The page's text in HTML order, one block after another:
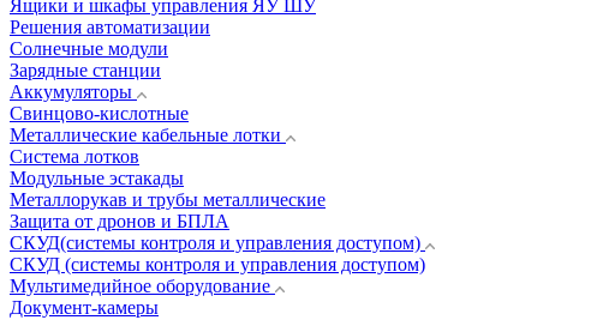
Ящики и шкафы управления ЯУ ШУ
Решения автоматизации
Солнечные модули
Зарядные станции
Аккумуляторы
Свинцово-кислотные
Металлические кабельные лотки
Система лотков
Модульные эстакады
Металлорукав и трубы металлические
Защита от дронов и БПЛА
СКУД(системы контроля и управления доступом)
СКУД (системы контроля и управления доступом)
Мультимедийное оборудование
Документ-камеры